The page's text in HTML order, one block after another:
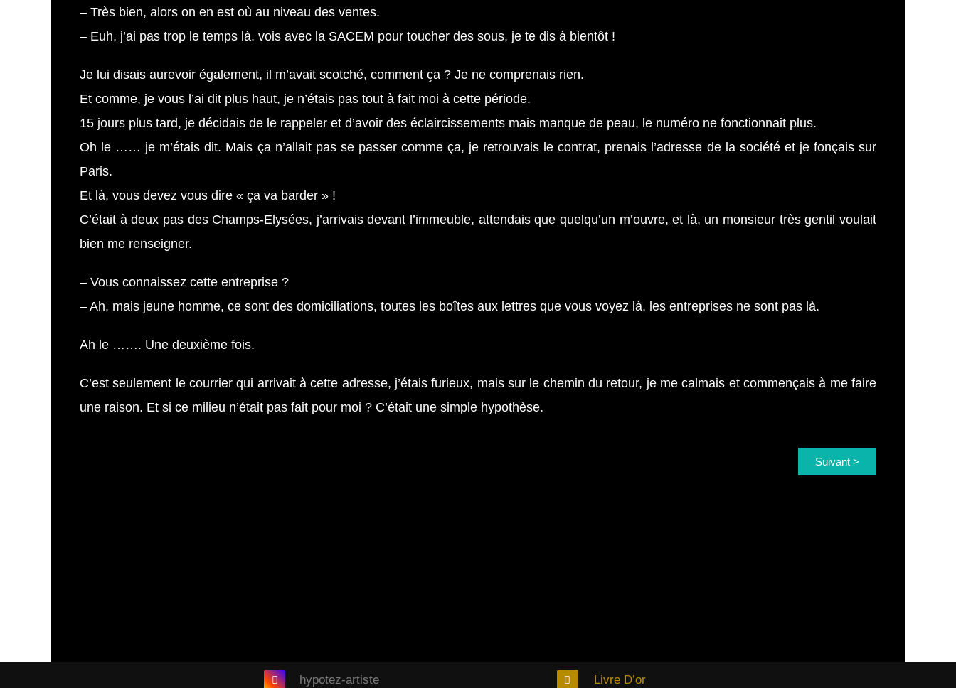
– Très bien, alors on en est où au niveau des ventes.
– Euh, j’ai pas trop le temps là, vois avec la SACEM pour toucher des sous, je te dis à bientôt !
Je lui disais aurevoir également, il m’avait scotché, comment ça ? Je ne comprenais rien.
Et comme, je vous l’ai dit plus haut, je n’étais pas tout à fait moi à cette période.
15 jours plus tard, je décidais de le rappeler et d’avoir des éclaircissements mais manque de peau, le numéro ne fonctionnait plus.
Oh le …… je m’étais dit. Mais ça n’allait pas se passer comme ça, je retrouvais le contrat, prenais l’adresse de la société et je fonçais sur
Paris.
Et là, vous devez vous dire « ça va barder » !
C’était à deux pas des Champs-Elysées, j’arrivais devant l’immeuble, attendais que quelqu’un m’ouvre, et là, un monsieur très gentil voulait
bien me renseigner.
– Vous connaissez cette entreprise ?
– Ah, mais jeune homme, ce sont des domiciliations, toutes les boîtes aux lettres que vous voyez là, les entreprises ne sont pas là.
Ah le ……. Une deuxième fois.
C’est seulement le courrier qui arrivait à cette adresse, j’étais furieux, mais sur le chemin du retour, je me calmais et commençais à me faire
une raison. Et si ce milieu n’était pas fait pour moi ? C’était une simple hypothèse.
Suivant >
hypotez-artiste Livre D’or